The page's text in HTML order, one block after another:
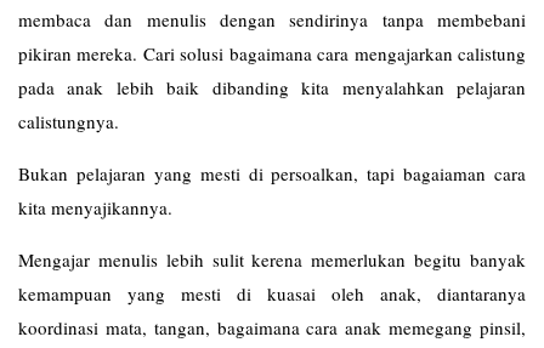
membaca dan menulis dengan sendirinya tanpa membebani
pikiran mereka. Cari solusi bagaimana cara mengajarkan calistung
pada anak lebih baik dibanding kita menyalahkan pelajaran
calistungnya.
Bukan pelajaran yang mesti di persoalkan, tapi bagaiaman cara
kita menyajikannya.
Mengajar menulis lebih sulit kerena memerlukan begitu banyak
kemampuan yang mesti di kuasai oleh anak, diantaranya
koordinasi mata, tangan, bagaimana cara anak memegang pinsil,